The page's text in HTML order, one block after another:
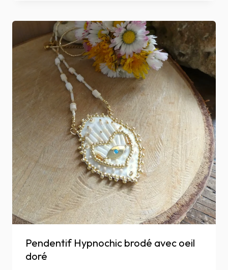
Pendentif Hypnochic brodé avec oeil
doré